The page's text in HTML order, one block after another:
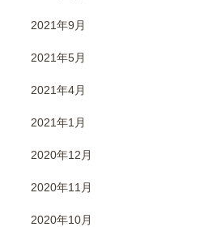
2021年9月
2021年5月
2021年4月
2021年1月
2020年12月
2020年11月
2020年10月